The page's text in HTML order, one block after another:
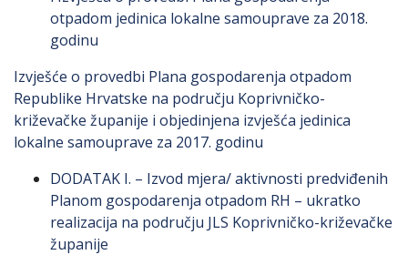
otpadom jedinica lokalne samouprave za 2018.
godinu
Izvješće o provedbi Plana gospodarenja otpadom
Republike Hrvatske na području Koprivničko-
križevačke županije i objedinjena izvješća jedinica
lokalne samouprave za 2017. godinu
DODATAK I. – Izvod mjera/ aktivnosti predviđenih
Planom gospodarenja otpadom RH – ukratko
realizacija na području JLS Koprivničko-križevačke
županije